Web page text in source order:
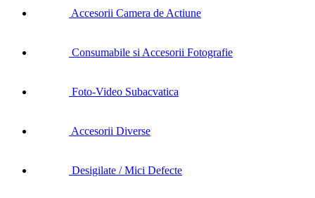
Accesorii Camera de Actiune
Consumabile si Accesorii Fotografie
Foto-Video Subacvatica
Accesorii Diverse
Desigilate / Mici Defecte